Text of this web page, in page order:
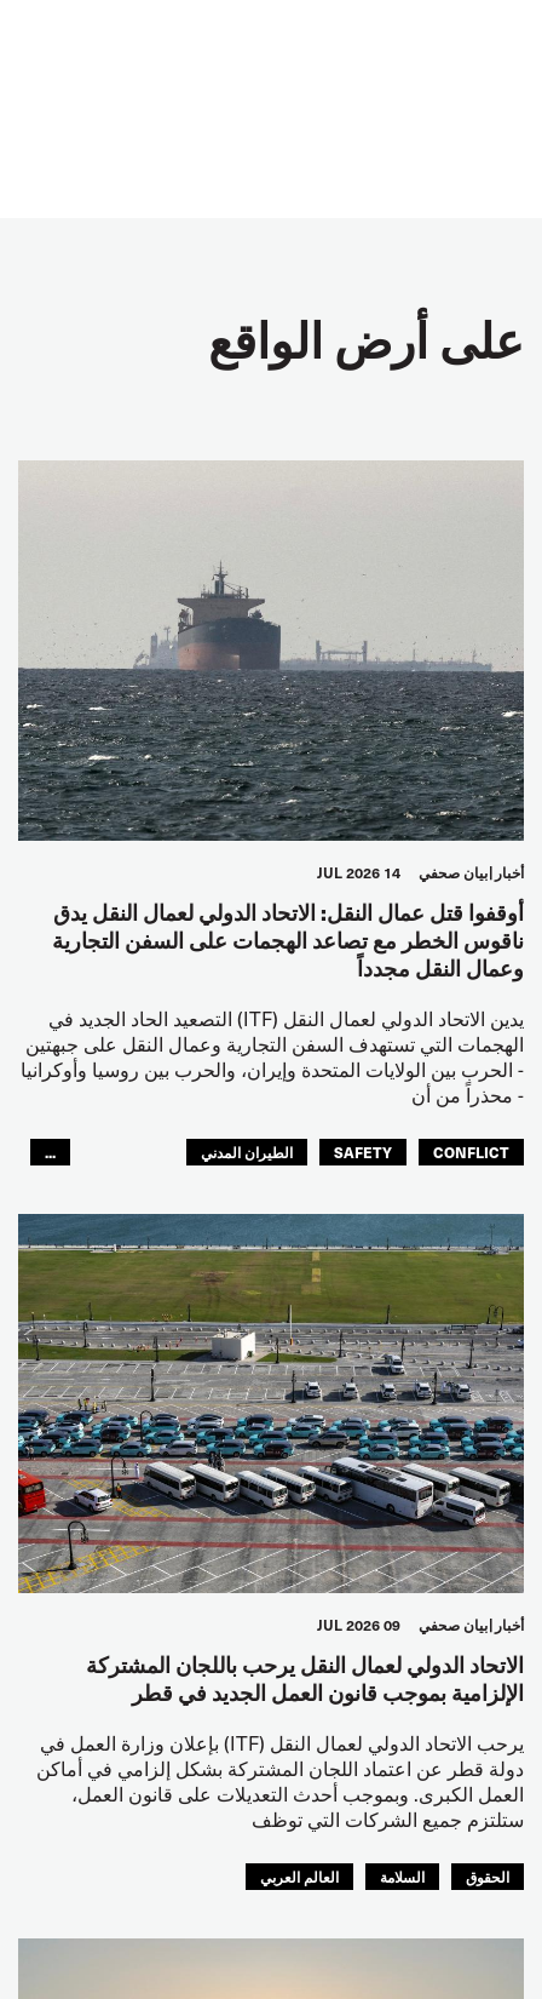
على أرض الواقع
أخبار بيان صحفي 14 JUL 2026
أوقفوا قتل عمال النقل: الاتحاد الدولي لعمال النقل يدق
ناقوس الخطر مع تصاعد الهجمات على السفن التجارية
وعمال النقل مجدداً
يدين الاتحاد الدولي لعمال النقل (ITF) التصعيد الحاد الجديد في
الهجمات التي تستهدف السفن التجارية وعمال النقل على جبهتين
- الحرب بين الولايات المتحدة وإيران، والحرب بين روسيا وأوكرانيا
- محذراً من أن
CONFLICT
SAFETY
الطيران المدني
...
أخبار بيان صحفي 09 JUL 2026
الاتحاد الدولي لعمال النقل يرحب باللجان المشتركة
الإلزامية بموجب قانون العمل الجديد في قطر
يرحب الاتحاد الدولي لعمال النقل (ITF) بإعلان وزارة العمل في
دولة قطر عن اعتماد اللجان المشتركة بشكل إلزامي في أماكن
العمل الكبرى. وبموجب أحدث التعديلات على قانون العمل،
ستلتزم جميع الشركات التي توظف
الحقوق السلامة العالم العربي